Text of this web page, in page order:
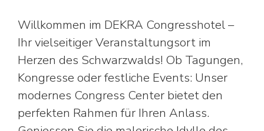
Willkommen im DEKRA Congresshotel –
Ihr vielseitiger Veranstaltungsort im
Herzen des Schwarzwalds! Ob Tagungen,
Kongresse oder festliche Events: Unser
modernes Congress Center bietet den
perfekten Rahmen für Ihren Anlass.